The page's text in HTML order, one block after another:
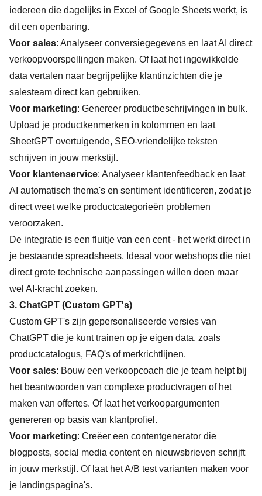
iedereen die dagelijks in Excel of Google Sheets werkt, is
dit een openbaring.
Voor sales: Analyseer conversiegegevens en laat AI direct
verkoopvoorspellingen maken. Of laat het ingewikkelde
data vertalen naar begrijpelijke klantinzichten die je
salesteam direct kan gebruiken.
Voor marketing: Genereer productbeschrijvingen in bulk.
Upload je productkenmerken in kolommen en laat
SheetGPT overtuigende, SEO-vriendelijke teksten
schrijven in jouw merkstijl.
Voor klantenservice: Analyseer klantenfeedback en laat
AI automatisch thema's en sentiment identificeren, zodat je
direct weet welke productcategorieën problemen
veroorzaken.
De integratie is een fluitje van een cent - het werkt direct in
je bestaande spreadsheets. Ideaal voor webshops die niet
direct grote technische aanpassingen willen doen maar
wel AI-kracht zoeken.
3. ChatGPT (Custom GPT's)
Custom GPT's zijn gepersonaliseerde versies van
ChatGPT die je kunt trainen op je eigen data, zoals
productcatalogus, FAQ's of merkrichtlijnen.
Voor sales: Bouw een verkoopcoach die je team helpt bij
het beantwoorden van complexe productvragen of het
maken van offertes. Of laat het verkoopargumenten
genereren op basis van klantprofiel.
Voor marketing: Creëer een contentgenerator die
blogposts, social media content en nieuwsbrieven schrijft
in jouw merkstijl. Of laat het A/B test varianten maken voor
je landingspagina's.